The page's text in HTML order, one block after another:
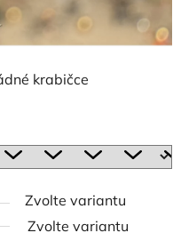
krabičce
Zvolte variantu
Zvolte variantu